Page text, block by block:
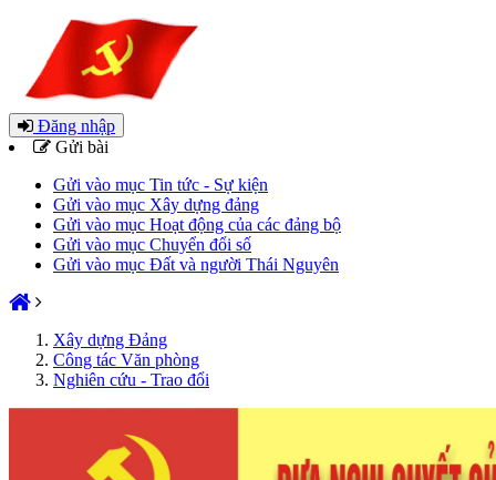
Đăng nhập
Gửi bài
Gửi vào mục Tin tức - Sự kiện
Gửi vào mục Xây dựng đảng
Gửi vào mục Hoạt động của các đảng bộ
Gửi vào mục Chuyển đổi số
Gửi vào mục Đất và người Thái Nguyên
Xây dựng Đảng
Công tác Văn phòng
Nghiên cứu - Trao đổi